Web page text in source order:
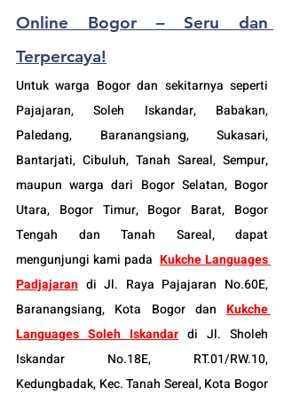
Online Bogor – Seru dan
Terpercaya!
Untuk warga Bogor dan sekitarnya seperti
Pajajaran, Soleh Iskandar, Babakan,
Paledang, Baranangsiang, Sukasari,
Bantarjati, Cibuluh, Tanah Sareal, Sempur,
maupun warga dari Bogor Selatan, Bogor
Utara, Bogor Timur, Bogor Barat, Bogor
Tengah dan Tanah Sareal, dapat
mengunjungi kami pada Kukche Languages
Padjajaran di Jl. Raya Pajajaran No.60E,
Baranangsiang, Kota Bogor dan Kukche
Languages Soleh Iskandar di Jl. Sholeh
Iskandar No.18E, RT.01/RW.10,